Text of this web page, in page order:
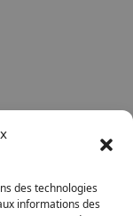
des technologies
informations des